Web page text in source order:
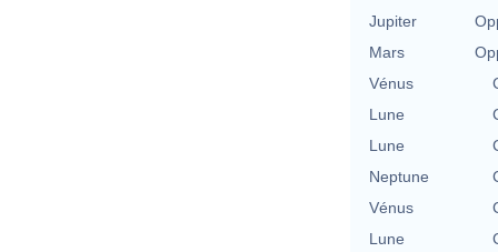
Jupiter
Mars
Vénus
Lune
Lune
Neptune
Vénus
Lune